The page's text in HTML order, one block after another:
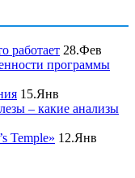
работает 28.Фев
программы
15.Янв
– какие анализы
Temple» 12.Янв